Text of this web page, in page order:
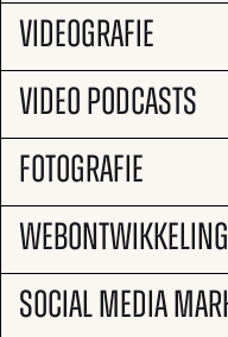
VIDEOGRAFIE
VIDEO PODCASTS
FOTOGRAFIE
WEBONTWIKKELING
SOCIAL MEDIA